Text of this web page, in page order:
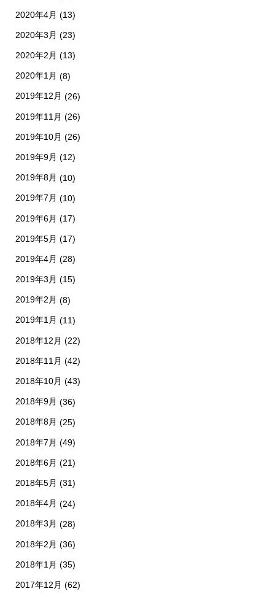
2020年4月 (13)
2020年3月 (23)
2020年2月 (13)
2020年1月 (8)
2019年12月 (26)
2019年11月 (26)
2019年10月 (26)
2019年9月 (12)
2019年8月 (10)
2019年7月 (10)
2019年6月 (17)
2019年5月 (17)
2019年4月 (28)
2019年3月 (15)
2019年2月 (8)
2019年1月 (11)
2018年12月 (22)
2018年11月 (42)
2018年10月 (43)
2018年9月 (36)
2018年8月 (25)
2018年7月 (49)
2018年6月 (21)
2018年5月 (31)
2018年4月 (24)
2018年3月 (28)
2018年2月 (36)
2018年1月 (35)
2017年12月 (62)